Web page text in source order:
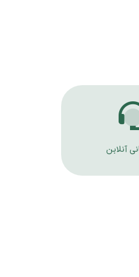
آنلاین